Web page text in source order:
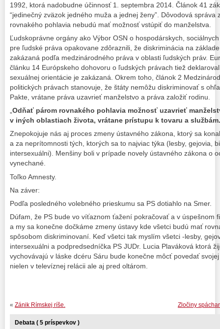
1992, ktorá nadobudne účinnosť 1. septembra 2014. Článok 41
“jedinečný zväzok jedného muža a jednej ženy”. Dôvodová správa
rovnakého pohlavia nebudú mať možnosť vstúpiť do manželstva.
Ľudskoprávne orgány ako Výbor OSN o hospodárskych,
pre ľudské práva opakovane zdôraznili, že diskriminácia na
zakázaná podľa medzinárodného práva v oblasti ľudských práv.
článku 14 Európskeho dohovoru o ľudských právach tiež
sexuálnej orientácie je zakázaná. Okrem toho, článok 2
politických právach stanovuje, že štáty nemôžu diskriminovať s
Pakte, vrátane práva uzavrieť manželstvo a práva založiť rodinu.
„Odňať párom rovnakého pohlavia možnosť uzavrieť
v iných oblastiach života, vrátane prístupu k tovaru a
Znepokojuje nás aj proces zmeny ústavného zákona, ktorý sa
a za neprítomnosti tých, ktorých sa to najviac týka (lesby, gejovia,
intersexuálni). Menšiny boli v prípade novely ústavného zákona o
vynechané.
Toľko Amnesty.
Na záver:
Podľa posledného volebného prieskumu sa PS dotiahlo na Smer.
Dúfam, že PS bude vo víťaznom ťažení pokračovať a v úspešnom
a my sa konečne dočkáme zmeny ústavy kde všetci budú mať
spôsobom diskriminovaní. Keď všetci tak myslím všetci -lesby,
intersexuálni a podpredsedníčka PS JUDr. Lucia Plaváková ktorá
vychovávajú v láske dcéru Sáru bude konečne môcť povedať
nielen v televíznej relácii ale aj pred oltárom.
Zločiny
« Zánik Rímskej ríše.
Debata ( 5 príspevkov )